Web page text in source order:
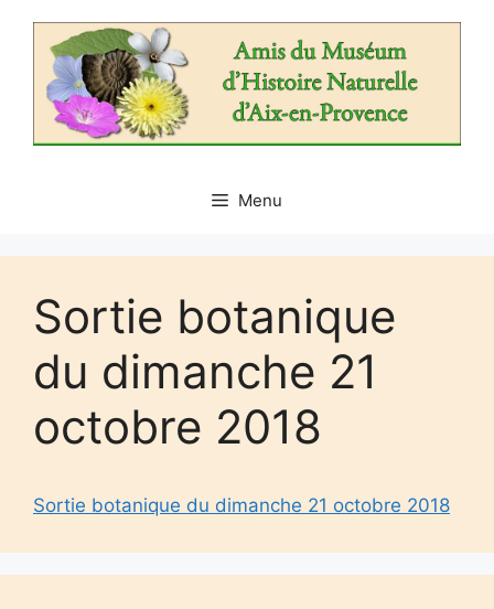
contenu
Menu
Sortie botanique
du dimanche 21
octobre 2018
Sortie botanique du dimanche 21 octobre 2018